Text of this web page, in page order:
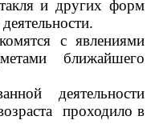
и других форм
с явлениями
ближайшего
деятельности
проходило в